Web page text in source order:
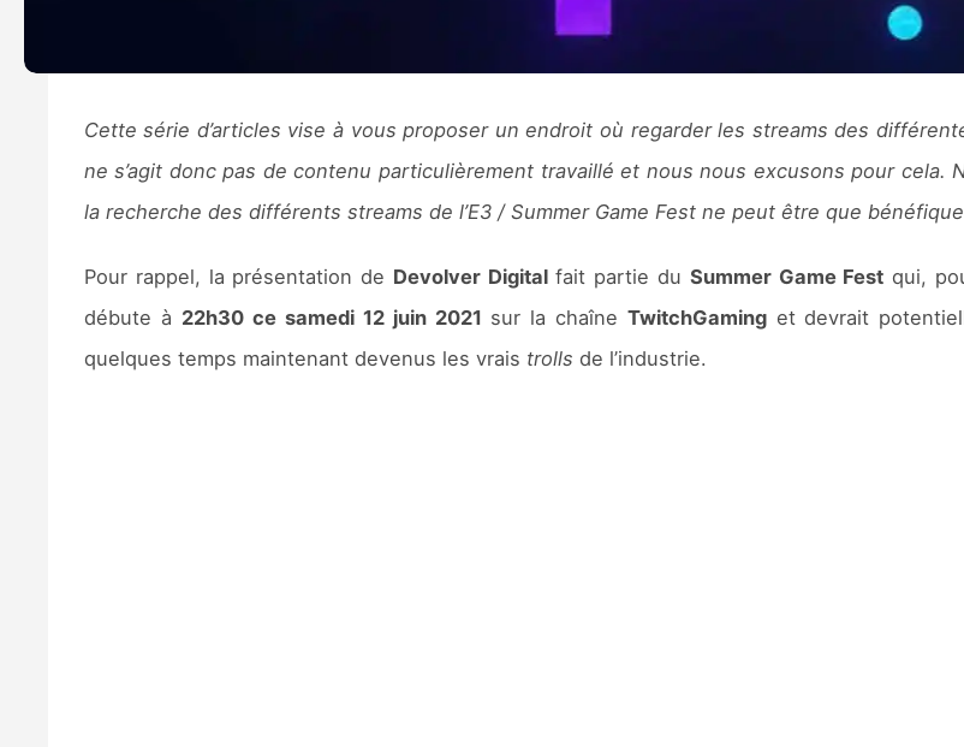
Cette série d’articles vise à vous proposer un endroit où regarder les streams des
ne s’agit donc pas de contenu particulièrement travaillé et nous nous excusons pour
la recherche des différents streams de l’E3 / Summer Game Fest ne peut être que
Pour rappel, la présentation de Devolver Digital fait partie du Summer Game Fest qui,
débute à 22h30 ce samedi 12 juin 2021 sur la chaîne TwitchGaminget devrait
quelques temps maintenant devenus les vrais trolls de l’industrie.